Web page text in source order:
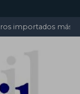
importados más